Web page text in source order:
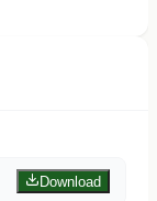
Download